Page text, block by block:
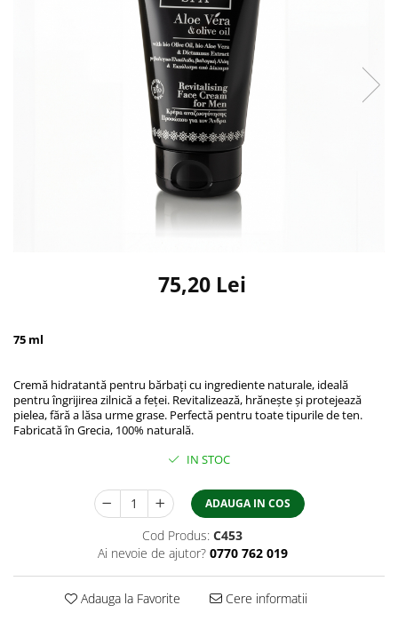
75,20 Lei
75 ml
Cremă hidratantă pentru bărbați cu ingrediente naturale, ideală
pentru îngrijirea zilnică a feței. Revitalizează, hrănește și protejează
pielea, fără a lăsa urme grase. Perfectă pentru toate tipurile de ten.
Fabricată în Grecia, 100% naturală.
IN STOC
ADAUGA IN COS
Cod Produs: C453
Ai nevoie de ajutor? 0770 762 019
Adauga la Favorite Cere informatii